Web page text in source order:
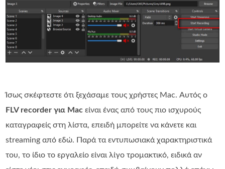
Ίσως σκέφτεστε ότι ξεχάσαμε τους χρήστες Mac. Αυτός ο
FLV recorder για Mac είναι ένας από τους πιο ισχυρούς
καταγραφείς στη λίστα, επειδή μπορείτε να κάνετε και
streaming από εδώ. Παρά τα εντυπωσιακά χαρακτηριστικά
του, το ίδιο το εργαλείο είναι λίγο τρομακτικό, ειδικά αν